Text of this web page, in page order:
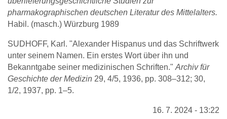
pharmakographischen deutschen Literatur des Mittelalters.
Habil. (masch.) Würzburg 1989
SUDHOFF, Karl. "Alexander Hispanus und das Schriftwerk
unter seinem Namen. Ein erstes Wort über ihn und
Bekanntgabe seiner medizinischen Schriften." Archiv für
Geschichte der Medizin 29, 4/5, 1936, pp. 308–312; 30,
1/2, 1937, pp. 1–5.
16. 7. 2024 - 13:22